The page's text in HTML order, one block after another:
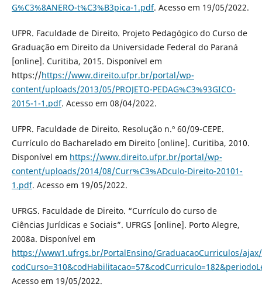
G%C3%8ANERO-t%C3%B3pica-1.pdf. Acesso em 19/05/2022.
UFPR. Faculdade de Direito. Projeto Pedagógico do Curso de
Graduação em Direito da Universidade Federal do Paraná
[online]. Curitiba, 2015. Disponível em
https://https://www.direito.ufpr.br/portal/wp-
content/uploads/2013/05/PROJETO-PEDAG%C3%93GICO-
2015-1-1.pdf. Acesso em 08/04/2022.
UFPR. Faculdade de Direito. Resolução n.º 60/09-CEPE.
Currículo do Bacharelado em Direito [online]. Curitiba, 2010.
Disponível em https://www.direito.ufpr.br/portal/wp-
content/uploads/2014/08/Curr%C3%ADculo-Direito-20101-
1.pdf. Acesso em 19/05/2022.
UFRGS. Faculdade de Direito. “Currículo do curso de
Ciências Jurídicas e Sociais”. UFRGS [online]. Porto Alegre,
2008a. Disponível em
https://www1.ufrgs.br/PortalEnsino/GraduacaoCurriculos/
Acesso em 19/05/2022.